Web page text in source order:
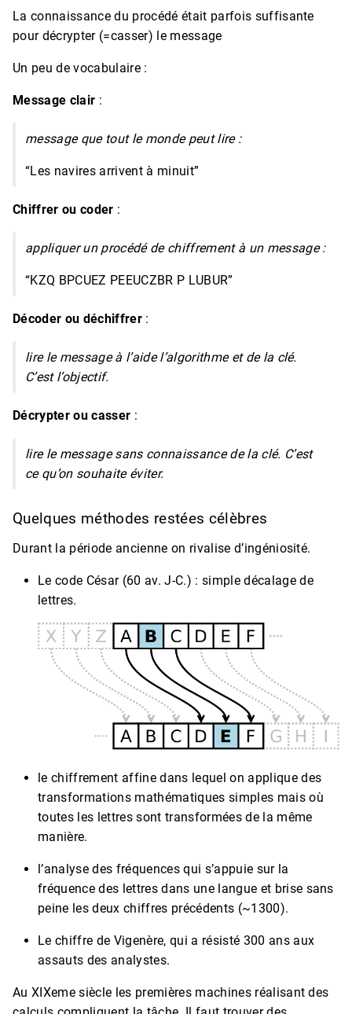
La connaissance du procédé était parfois suffisante
pour décrypter (=casser) le message
Un peu de vocabulaire :
Message clair :
message que tout le monde peut lire :
“Les navires arrivent à minuit”
Chiffrer ou coder :
appliquer un procédé de chiffrement à un message :
“KZQ BPCUEZ PEEUCZBR P LUBUR”
Décoder ou déchiffrer:
lire le message à l’aide l’algorithme et de la clé.
C’est l’objectif.
Décrypter ou casser :
lire le message sans connaissance de la clé. C’est
ce qu’on souhaite éviter.
Quelques méthodes restées célèbres
Durant la période ancienne on rivalise d’ingéniosité.
Le code César (60 av. J-C.) : simple décalage de
lettres.
le chiffrement affine dans lequel on applique des
transformations mathématiques simples mais où
toutes les lettres sont transformées de la même
manière.
l’analyse des fréquences qui s’appuie sur la
fréquence des lettres dans une langue et brise sans
peine les deux chiffres précédents (~1300).
Le chiffre de Vigenère, qui a résisté 300 ans aux
assauts des analystes.
Au XIXeme siècle les premières machines réalisant des